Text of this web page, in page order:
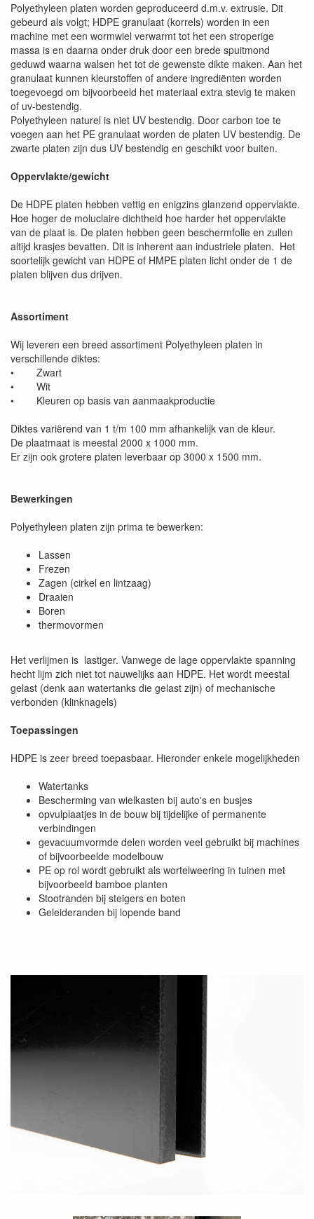
Polyethyleen platen worden geproduceerd d.m.v. extrusie. Dit
gebeurd als volgt; HDPE granulaat (korrels) worden in een
machine met een wormwiel verwarmt tot het een stroperige
massa is en daarna onder druk door een brede spuitmond
geduwd waarna walsen het tot de gewenste dikte maken. Aan het
granulaat kunnen kleurstoffen of andere ingrediënten worden
toegevoegd om bijvoorbeeld het materiaal extra stevig te maken
of uv-bestendig.
Polyethyleen naturel is niet UV bestendig. Door carbon toe te
voegen aan het PE granulaat worden de platen UV bestendig. De
zwarte platen zijn dus UV bestendig en geschikt voor buiten.
Oppervlakte/gewicht
De HDPE platen hebben vettig en enigzins glanzend oppervlakte.
Hoe hoger de moluclaire dichtheid hoe harder het oppervlakte
van de plaat is. De platen hebben geen beschermfolie en zullen
altijd krasjes bevatten. Dit is inherent aan industriele platen. Het
soortelijk gewicht van HDPE of HMPE platen licht onder de 1 de
platen blijven dus drijven.
Assortiment
Wij leveren een breed assortiment Polyethyleen platen in
verschillende diktes:
• Zwart
• Wit
• Kleuren op basis van aanmaakproductie
Diktes variërend van 1 t/m 100 mm afhankelijk van de kleur.
De plaatmaat is meestal 2000 x 1000 mm.
Er zijn ook grotere platen leverbaar op 3000 x 1500 mm.
Bewerkingen
Polyethyleen platen zijn prima te bewerken:
Lassen
Frezen
Zagen (cirkel en lintzaag)
Draaien
Boren
thermovormen
Het verlijmen is lastiger. Vanwege de lage oppervlakte spanning
hecht lijm zich niet tot nauwelijks aan HDPE. Het wordt meestal
gelast (denk aan watertanks die gelast zijn) of mechanische
verbonden (klinknagels)
Toepassingen
HDPE is zeer breed toepasbaar. Hieronder enkele mogelijkheden
Watertanks
Bescherming van wielkasten bij auto's en busjes
opvulplaatjes in de bouw bij tijdelijke of permanente
verbindingen
gevacuumvormde delen worden veel gebruikt bij machines
of bijvoorbeelde modelbouw
PE op rol wordt gebruikt als wortelweering in tuinen met
bijvoorbeeld bamboe planten
Stootranden bij steigers en boten
Geleideranden bij lopende band